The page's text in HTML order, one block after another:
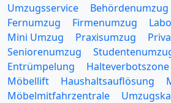
Umzugsservice Behördenumzug
Fernumzug
Firmenumzug
Mini Umzug
Praxisumzug
Seniorenumzug
Entrümpelung
Halteverbotszone
Möbellift
Haushaltsauflösung
Möbelmitfahrzentrale